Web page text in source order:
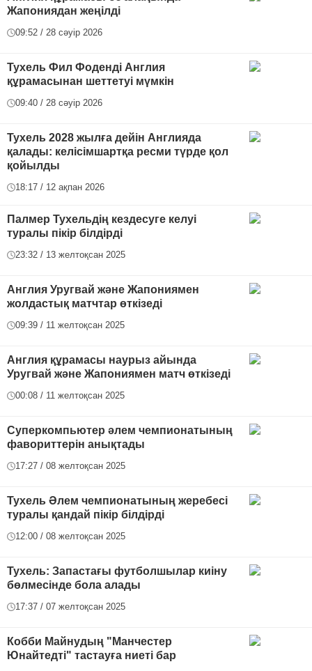
Жапониядан жеңілді
09:52 / 28 сәуір 2026
Тухель Фил Фоденді Англия
құрамасынан шеттетуі мүмкін
09:40 / 28 сәуір 2026
Тухель 2028 жылға дейін Англияда
қалады: келісімшартқа ресми түрде қол
қойылды
18:17 / 12 ақпан 2026
Палмер Тухельдің кездесуге келуі
туралы пікір білдірді
23:32 / 13 желтоқсан 2025
Англия Уругвай және Жапониямен
жолдастық матчтар өткізеді
09:39 / 11 желтоқсан 2025
Англия құрамасы наурыз айында
Уругвай және Жапониямен матч өткізеді
00:08 / 11 желтоқсан 2025
Суперкомпьютер әлем чемпионатының
фавориттерін анықтады
17:27 / 08 желтоқсан 2025
Тухель Әлем чемпионатының жеребесі
туралы қандай пікір білдірді
12:00 / 08 желтоқсан 2025
Тухель: Запастағы футболшылар киіну
бөлмесінде бола алады
17:37 / 07 желтоқсан 2025
Кобби Майнудың "Манчестер
Юнайтедті" тастауға ниеті бар